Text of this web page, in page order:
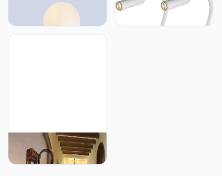
Artpad Nordic Modern
Milky Glass Ball Wandlamp
Binnen Nachtlampje
Gouden metalen
Artpad Set van 2 witte
wandschijnwerpers, zacht
warm witte verlichting,
Artpad Rustic Kerosine
Lamp Wandmontage, E27
Hook Hangende